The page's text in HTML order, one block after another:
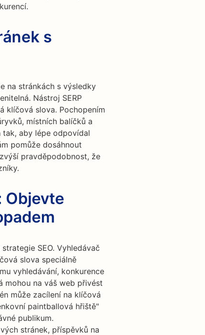
s
na stránkách s výsledky
Nástroj SERP
klíčová slova. Pochopením
místních balíčků a
tak, aby lépe odpovídal
pomůže dosáhnout
pravděpodobnost, že
Objevte
SEO. Vyhledávač
slova speciálně
vyhledávání, konkurence
mohou na váš web přivést
může zacílení na klíčová
paintballová hřiště"
publikum.
stránek, příspěvků na